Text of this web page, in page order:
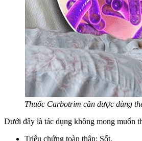
Thuốc Carbotrim cần được dùng
Dưới đây là tác dụng không mong muốn
Triệu chứng toàn thân: Sốt.